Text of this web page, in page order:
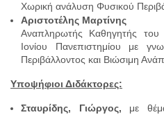
Χωρική ανάλυση Φυσικού
Αριστοτέλης Μαρτίνης
Αναπληρωτής Καθηγητής του
Ιονίου Πανεπιστημίου με
Περιβάλλοντος και Βιώσιμη
Υποψήφιοι Διδάκτορες:
Σταυρίδης, Γιώργος, με